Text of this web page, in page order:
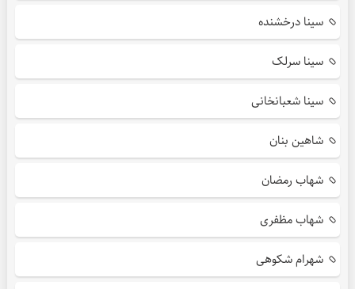
سینا درخشنده
سینا سرلک
سینا شعبانخانی
شاهین بنان
شهاب رمضان
شهاب مظفری
شهرام شکوهی